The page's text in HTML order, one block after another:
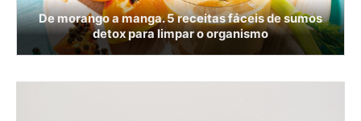
De morango a manga. 5 receitas fáceis de sumos
detox para limpar o organismo